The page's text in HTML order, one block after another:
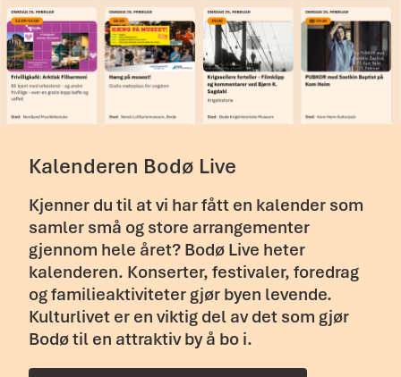
Kalenderen Bodø Live
Kjenner du til at vi har fått en kalender som
samler små og store arrangementer
gjennom hele året? Bodø Live heter
kalenderen. Konserter, festivaler, foredrag
og familieaktiviteter gjør byen levende.
Kulturlivet er en viktig del av det som gjør
Bodø til en attraktiv by å bo i.